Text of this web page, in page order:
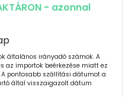
- azonnal
általános irányadó számok. A
az importok beérkezése miatt ez
pontosabb szállítási dátumot a
által visszaigazolt dátum